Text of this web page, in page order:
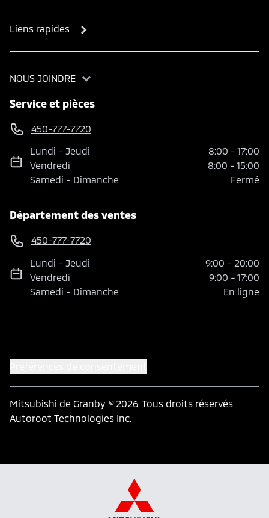
Liens rapides
NOUS JOINDRE
Service et pièces
450-777-7720
Lundi -Jeudi 8:00 - 17:00
Vendredi
8:00 - 15:00
Samedi - Dimanche Fermé
Département des ventes
450-777-7720
Lundi -Jeudi 9:00 - 20:00
Vendredi
9:00 - 17:00
Samedi - Dimanche En ligne
Mitsubishi de Granby © 2026 Tous droits réservés
Autoroot Technologies Inc.